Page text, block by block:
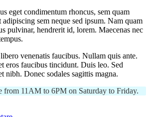
eget condimentum rhoncus, sem quam
adipiscing sem neque sed ipsum. Nam quam
pulvinar, hendrerit id, lorem. Maecenas nec
venenatis faucibus. Nullam quis ante.
eros faucibus tincidunt. Duis leo. Sed
nibh. Donec sodales sagittis magna.
from 11AM to 6PM on Saturday to Friday.